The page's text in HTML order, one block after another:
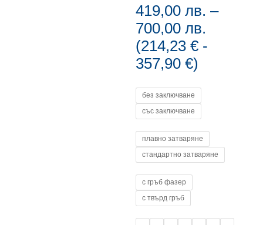
419,00лв. –
700,00лв.
range:
(214,23€ -
357,90€)
без заключване
със заключване
плавно затваряне
стандартно затваряне
с гръб фазер
с твърд гръб